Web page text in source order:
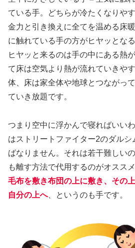
ている手。どちらが冷たくなりや
金力と引き換えに全てを温める床
に触れている手の方がヒヤッとなる
ヒヤッと来るのは手の中にある熱
て床は空気より熱が流れていきや
体、床は家全体や地球とつながっ
ていき放題です。
つまり空中に浮かんで寝ればいい
はストリートファイター2のダル
ばなりません。それは若干難しい
も離す方法で代用するのがオススメ
毛布を敷き布団の上に敷き、その
自分の上へ、というのも手です。